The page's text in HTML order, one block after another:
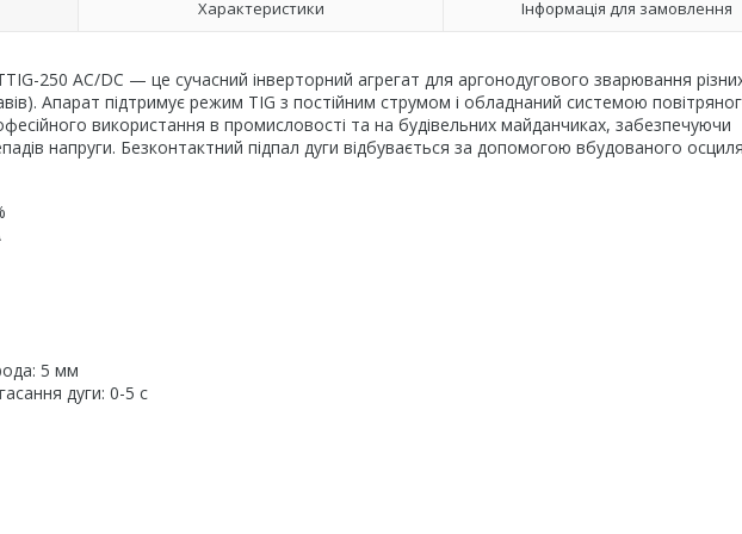
Характеристики Інформація для замовлення
250 AC/DC — це сучасний інверторний агрегат для аргонодугового зварювання
Апарат підтримує режим TIG з постійним струмом і обладнаний системою
використання в промисловості та на будівельних майданчиках, забезпечуючи
напруги. Безконтактний підпал дуги відбувається за допомогою вбудованого
5 мм
дуги: 0-5 с